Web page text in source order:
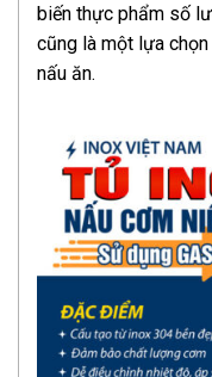
biến thực phẩm số
cũng là một lựa
nấu ăn.